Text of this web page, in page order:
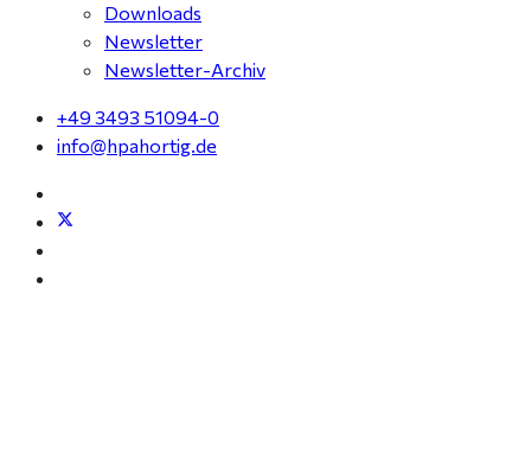
Downloads
Newsletter
Newsletter-Archiv
+49 3493 51094-0
info@hpahortig.de